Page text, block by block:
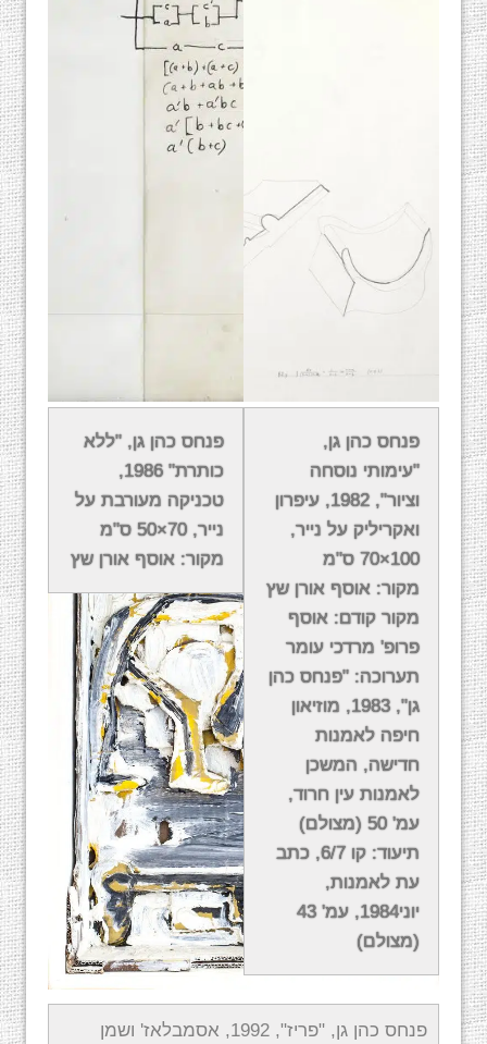
פנחס כהן גן,
"עימותי נוסחה
וציור", 1982, עיפרון
ואקריליק על נייר,
100×70 ס"מ
מקור: אוסף אורן שץ
מקור קודם: אוסף
פרופ' מרדכי עומר
תערוכה: "פנחס כהן
גן", 1983, מוזיאון
חיפה לאמנות
חדישה, המשכן
לאמנות עין חרוד,
עמ' 50 (מצולם)
תיעוד: קו 6/7, כתב
עת לאמנות,
יוני1984, עמ' 43
(מצולם)
פנחס כהן גן, "ללא
כותרת" 1986,
טכניקה מעורבת על
נייר, 70×50 ס"מ
מקור: אוסף אורן שץ
פנחס כהן גן, "פריז", 1992, אסמבלאז' ושמן